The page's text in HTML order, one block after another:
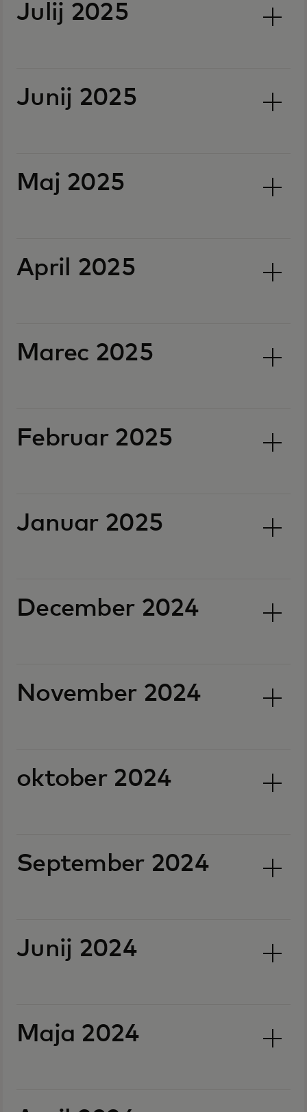
Julij 2025
Junij 2025
Maj 2025
April 2025
Marec 2025
Februar 2025
Januar 2025
December 2024
November 2024
oktober 2024
September 2024
Junij 2024
Maja 2024